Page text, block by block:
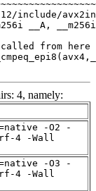
4, namely:
-O2 -
4 -Wall
-O3 -
4 -Wall